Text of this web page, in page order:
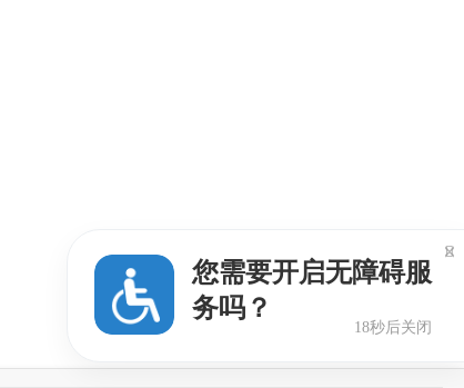
您需要开启无障碍服
务吗？
17秒后关闭
